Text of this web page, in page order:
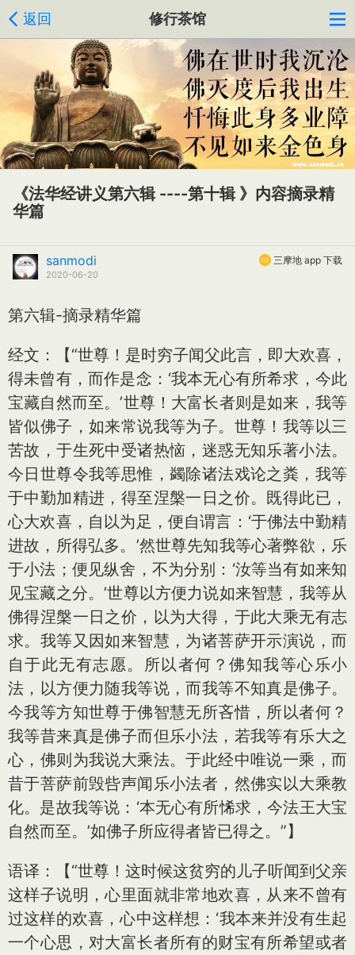
返回 修行茶馆
《法华经讲义第六辑 ----第十辑 》内容摘录精
华篇
三摩地 app 下载
sanmodi
2020-06-20
第六辑-摘录精华篇
经文：【“世尊！是时穷子闻父此言，即大欢喜，
得未曾有，而作是念：‘我本无心有所希求，今此
宝藏自然而至。’世尊！大富长者则是如来，我等
皆似佛子，如来常说我等为子。世尊！我等以三
苦故，于生死中受诸热恼，迷惑无知乐著小法。
今日世尊令我等思惟，蠲除诸法戏论之粪，我等
于中勤加精进，得至涅槃一日之价。既得此已，
心大欢喜，自以为足，便自谓言：‘于佛法中勤精
进故，所得弘多。’然世尊先知我等心著弊欲，乐
于小法；便见纵舍，不为分别：‘汝等当有如来知
见宝藏之分。’世尊以方便力说如来智慧，我等从
佛得涅槃一日之价，以为大得，于此大乘无有志
求。我等又因如来智慧，为诸菩萨开示演说，而
自于此无有志愿。所以者何？佛知我等心乐小
法，以方便力随我等说，而我等不知真是佛子。
今我等方知世尊于佛智慧无所吝惜，所以者何？
我等昔来真是佛子而但乐小法，若我等有乐大之
心，佛则为我说大乘法。于此经中唯说一乘，而
昔于菩萨前毁呰声闻乐小法者，然佛实以大乘教
化。是故我等说：‘本无心有所悕求，今法王大宝
自然而至。’如佛子所应得者皆已得之。”】
语译：【“世尊！这时候这贫穷的儿子听闻到父亲
这样子说明，心里面就非常地欢喜，从来不曾有
过这样的欢喜，心中这样想：‘我本来并没有生起
一个心思，对大富长者所有的财宝有所希望或者